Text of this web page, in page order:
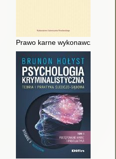
na licencję
Prawo karne wykonawcze w